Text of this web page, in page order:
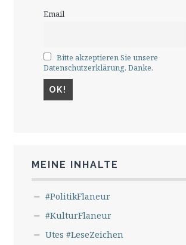
Email
Bitte akzeptieren Sie unsere
Datenschutzerklärung. Danke.
MEINE INHALTE
#PolitikFlaneur
#KulturFlaneur
Utes #LeseZeichen